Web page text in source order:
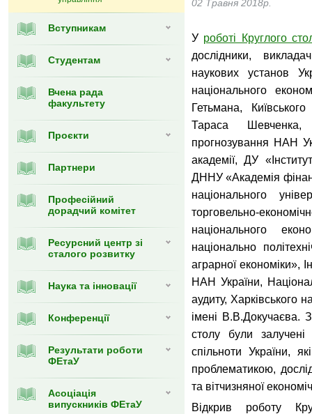
Вступникам
Студентам
Вчена рада
факультету
Проєкти
Партнери
Професійний
дорадчий комітет
Ресурсний центр зі
сталого розвитку
Наука та інновації
Конференції
Результати роботи
ФЕтаУ
Асоціація
випускників ФЕтаУ
02 Травня 2018р.
У роботі Круглого
дослідники,
наукових установ
національного
Гетьмана,
Тараса
прогнозування НАН
академії, ДУ
ДННУ «Академія
національного
торговельно-
національного
національно
аграрної економіки»,
НАН України,
аудиту, Харківського
імені В.В.Докучаєва.
столу були
спільноти України,
проблематикою,
та вітчизняної
Відкрив роботу